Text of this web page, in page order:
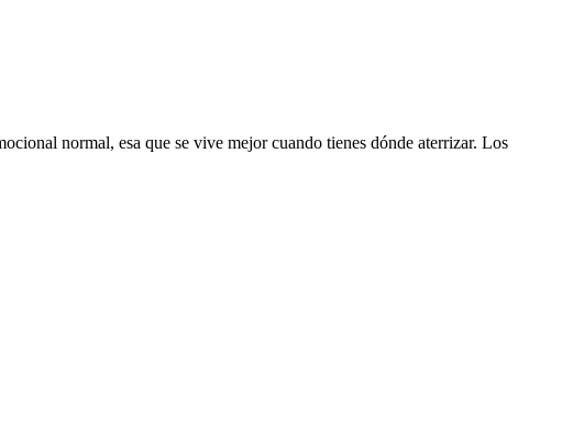
normal, esa que se vive mejor cuando tienes dónde aterrizar. Los